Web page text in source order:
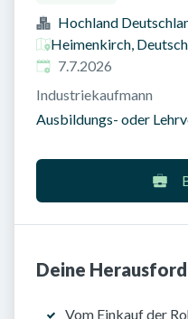
Hochland
Heimenkirch,
Veröffentlicht am
7.7.2026
Industriekaufmann
Ausbildungs- oder
Deine
Vom Einkauf der